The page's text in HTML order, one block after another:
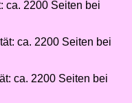
ca. 2200 Seiten bei
ca. 2200 Seiten bei
ca. 2200 Seiten bei